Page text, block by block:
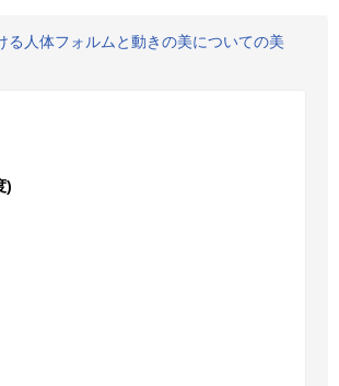
る人体フォルムと動きの美についての美
)